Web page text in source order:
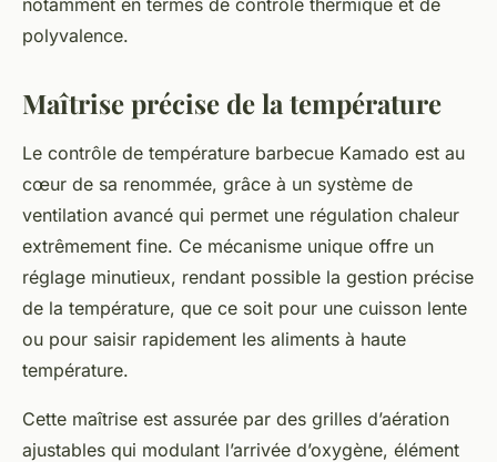
notamment en termes de contrôle thermique et de
polyvalence.
Maîtrise précise de la température
Le contrôle de température barbecue Kamado est au
cœur de sa renommée, grâce à un système de
ventilation avancé qui permet une régulation chaleur
extrêmement fine. Ce mécanisme unique offre un
réglage minutieux, rendant possible la gestion précise
de la température, que ce soit pour une cuisson lente
ou pour saisir rapidement les aliments à haute
température.
Cette maîtrise est assurée par des grilles d’aération
ajustables qui modulant l’arrivée d’oxygène, élément